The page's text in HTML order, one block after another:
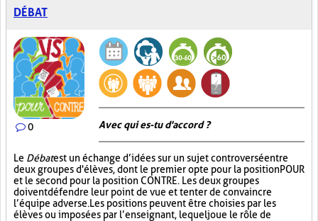
DÉBAT
0 Avec qui es-tu d'accord ?
Le Débatest un échange d’idées sur un sujet controversé entre
deux groupes d'élèves, dont le premier opte pour la position POUR
et le second pour la position CONTRE. Les deux groupes
doivent défendre leur point de vue et tenter de convaincre
l’équipe adverse. Les positions peuvent être choisies par les
élèves ou imposées par l’enseignant, lequel joue le rôle de